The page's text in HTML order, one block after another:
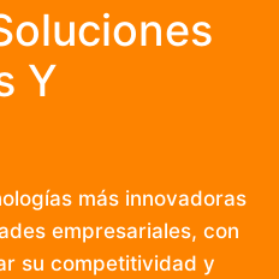
Y
más innovadoras
empresariales, con
su competitividad y